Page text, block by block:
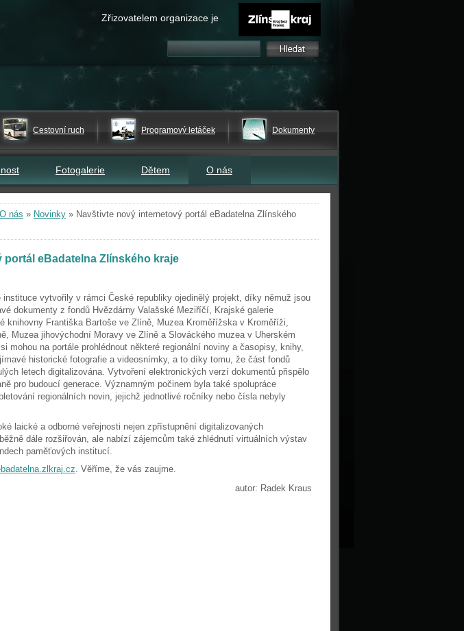
Zřizovatelem organizace je
Cestovní ruch Programový letáček Dokumenty
Fotogalerie Dětem O nás
O nás » Novinky » Navštivte nový internetový portál eBadatelna Zlínského
eBadatelna Zlínského kraje
vytvořily v rámci České republiky ojedinělý projekt, díky němuž jsou
dokumenty z fondů Hvězdárny Valašské Meziříčí, Krajské galerie
knihovny Františka Bartoše ve Zlíně, Muzea Kroměřížska v Kroměříži,
Muzea jihovýchodní Moravy ve Zlíně a Slováckého muzea v Uherském
mohou na portále prohlédnout některé regionální noviny a časopisy, knihy,
historické fotografie a videosnímky, a to díky tomu, že část fondů
letech digitalizována. Vytvoření elektronických verzí dokumentů přispělo
pro budoucí generace. Významným počinem byla také spolupráce
regionálních novin, jejichž jednotlivé ročníky nebo čísla nebyly
laické a odborné veřejnosti nejen zpřístupnění digitalizovaných
dále rozšiřován, ale nabízí zájemcům také zhlédnutí virtuálních výstav
paměťových institucí.
. Věříme, že vás zaujme.
autor: Radek Kraus